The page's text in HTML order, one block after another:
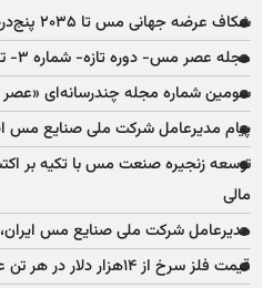
شکاف عرضه جهانی مس تا ۲۰۳۵ پنج‌درصد کاهش می‌یابد
مجله عصر مس- دوره تازه- شماره ۳- تیر و مردادماه ۱۴۰۵
سومین شماره مجله چندرسانه‌ای
پیام مدیرعامل شرکت ملی صنایع مس
توسعه زنجیره صنعت مس با تکیه بر
مالی
مدیرعامل شرکت ملی صنایع مس ایران،
قیمت فلز سرخ از ۱۴هزار دلار در هر تن عبور کرد